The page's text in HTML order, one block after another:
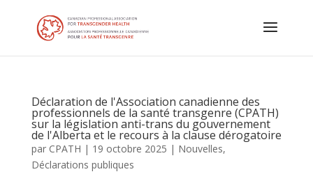
Déclaration de l'Association canadienne des
professionnels de la santé transgenre (CPATH)
sur la législation anti-trans du gouvernement
de l'Alberta et le recours à la clause dérogatoire
par CPATH | 19 octobre 2025 | Nouvelles,
Déclarations publiques